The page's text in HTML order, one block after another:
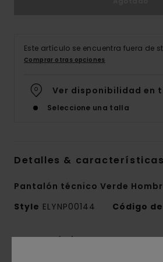
Este artículo se encuentra fuera de
Comprar otras opciones
Ver disponibilidad en
Seleccione una talla
Detalles & características
Pantalón técnico Verde
Style ELYNP00144 Código
Características